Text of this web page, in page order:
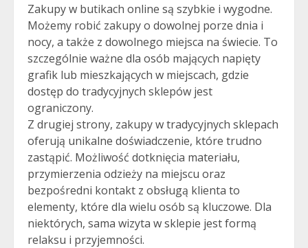
Zakupy w butikach online są szybkie i wygodne.
Możemy robić zakupy o dowolnej porze dnia i
nocy, a także z dowolnego miejsca na świecie. To
szczególnie ważne dla osób mających napięty
grafik lub mieszkających w miejscach, gdzie
dostęp do tradycyjnych sklepów jest
ograniczony.
Z drugiej strony, zakupy w tradycyjnych sklepach
oferują unikalne doświadczenie, które trudno
zastąpić. Możliwość dotknięcia materiału,
przymierzenia odzieży na miejscu oraz
bezpośredni kontakt z obsługą klienta to
elementy, które dla wielu osób są kluczowe. Dla
niektórych, sama wizyta w sklepie jest formą
relaksu i przyjemności.